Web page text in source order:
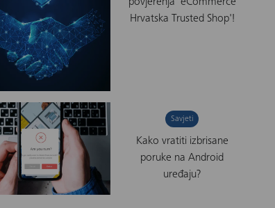
Hrvatska Trusted Shop'!
Savjeti
Kako vratiti izbrisane
poruke na Android
uređaju?